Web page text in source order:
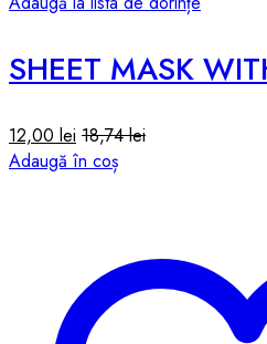
12,00 lei 18,74lei
Adaugă în coș